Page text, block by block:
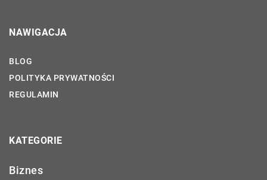
NAWIGACJA
BLOG
POLITYKA PRYWATNOŚCI
REGULAMIN
KATEGORIE
Biznes